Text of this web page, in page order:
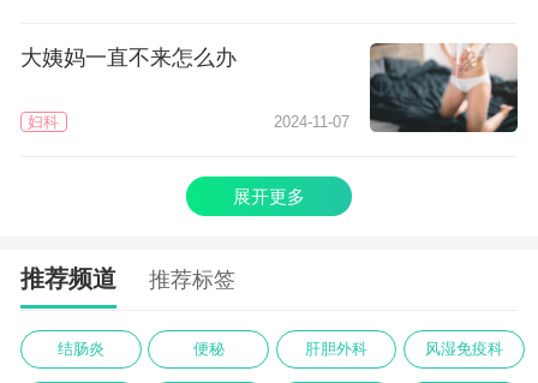
大姨妈一直不来怎么办
妇科 2024-11-07
展开更多
推荐频道 推荐标签
结肠炎 便秘 肝胆外科 风湿免疫科